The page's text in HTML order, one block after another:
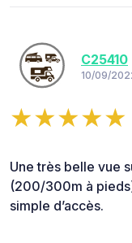
C25410
10/09/
Une très belle vue
(200/300m à
simple d’accès.